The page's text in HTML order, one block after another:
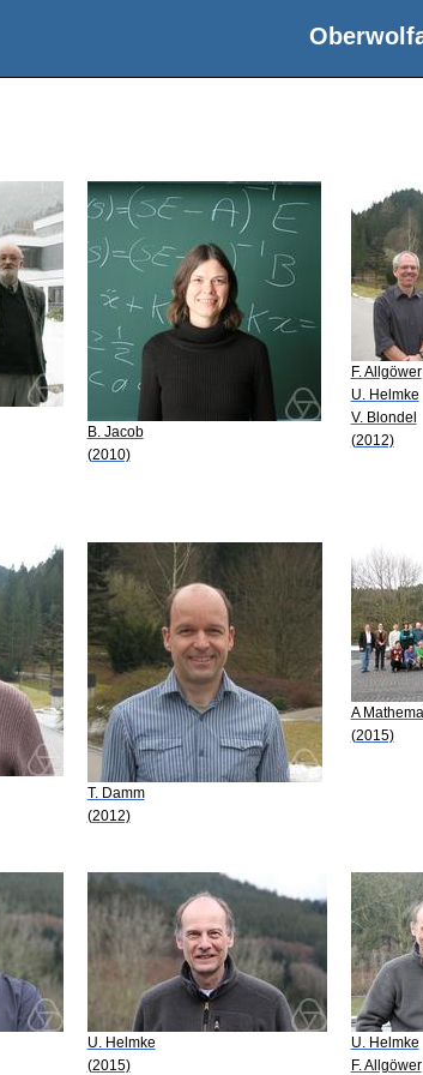
B. Jacob
(2010)
F. Allgöwer
U. Helmke
V. Blondel
(2012)
T. Damm
(2012)
A
(2015)
U. Helmke
(2015)
U. Helmke
F. Allgöwer